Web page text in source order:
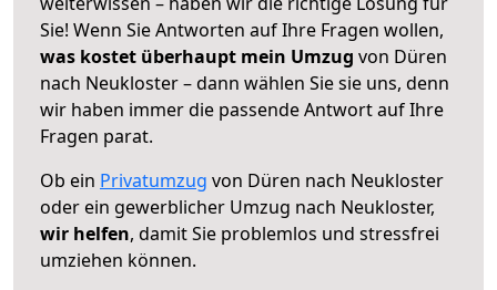
Sie! Wenn Sie Antworten auf Ihre Fragen wollen,
was kostet überhaupt mein Umzug von Düren
nach Neukloster – dann wählen Sie sie uns, denn
wir haben immer die passende Antwort auf Ihre
Fragen parat.
Ob ein Privatumzug von Düren nach Neukloster
oder ein gewerblicher Umzug nach Neukloster,
wir helfen, damit Sie problemlos und stressfrei
umziehen können.